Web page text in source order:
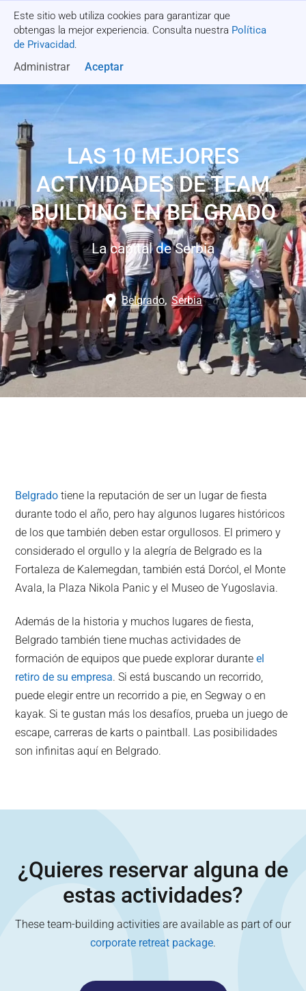
Este sitio web utiliza cookies para garantizar que
obtengas la mejor experiencia. Consulta nuestra Política
de Privacidad.
Administrar Aceptar
Recibe una cotización
LAS 10 MEJORES
ACTIVIDADES DE TEAM
BUILDING EN BELGRADO
La capital de Serbia
Belgrado, Serbia
Belgrado tiene la reputación de ser un lugar de fiesta
durante todo el año, pero hay algunos lugares históricos
de los que también deben estar orgullosos. El primero y
considerado el orgullo y la alegría de Belgrado es la
Fortaleza de Kalemegdan, también está Dorćol, el Monte
Avala, la Plaza Nikola Panic y el Museo de Yugoslavia.
Además de la historia y muchos lugares de fiesta,
Belgrado también tiene muchas actividades de
formación de equipos que puede explorar duranteel
retiro de su empresa. Si está buscando un recorrido,
puede elegir entre un recorrido a pie, en Segway o en
kayak. Si te gustan más los desafíos, prueba un juego de
escape, carreras de karts o paintball. Las posibilidades
son infinitas aquí en Belgrado.
¿Quieres reservar alguna de
estas actividades?
These team-building activities are available as part of our
corporate retreat package.